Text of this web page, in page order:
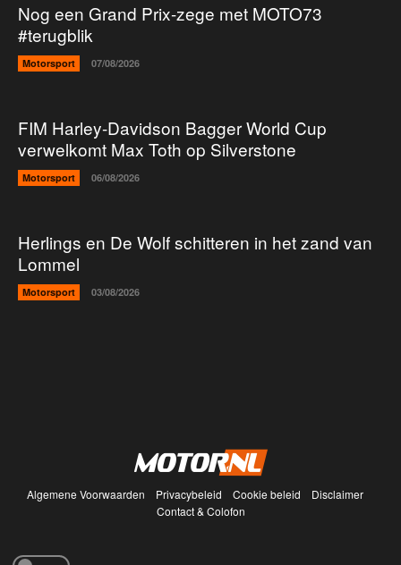
Nog een Grand Prix-zege met MOTO73
#terugblik
Motorsport 07/08/2026
FIM Harley-Davidson Bagger World Cup
verwelkomt Max Toth op Silverstone
Motorsport 06/08/2026
Herlings en De Wolf schitteren in het zand van
Lommel
Motorsport 03/08/2026
Algemene Voorwaarden Privacybeleid Cookie beleid
Disclaimer
Contact & Colofon